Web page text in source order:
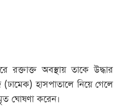
অবস্থায় তাকে উদ্ধার
হাসপাতালে নিয়ে গেলে
ঘোষণা করেন।